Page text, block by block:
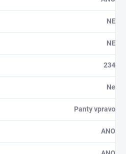
NE
NE
234
Ne
Panty vpravo
ANO